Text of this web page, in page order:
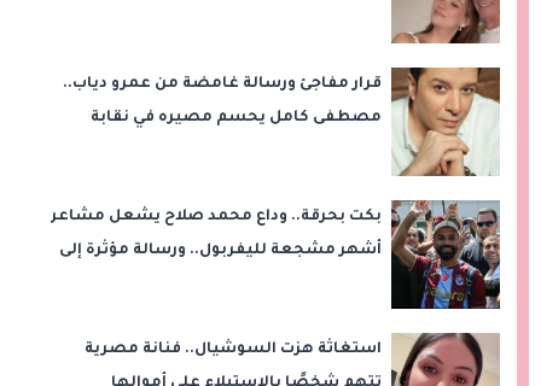
قرار مفاجئ ورسالة غامضة من عمرو دياب..
مصطفى كامل يحسم مصيره في نقابة
بكت بحرقة.. وداع محمد صلاح يشعل مشاعر
أشهر مشجعة لليفربول.. ورسالة مؤثرة إلى
استغاثة هزت السوشيال.. فنانة مصرية